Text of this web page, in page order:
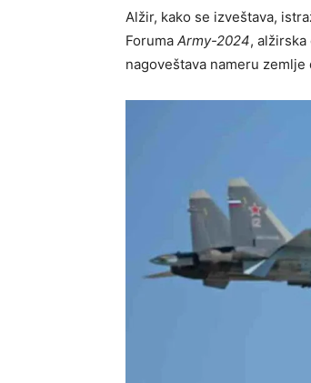
Alžir, kako se izveštava,
Foruma Army-2024,
nagoveštava nameru